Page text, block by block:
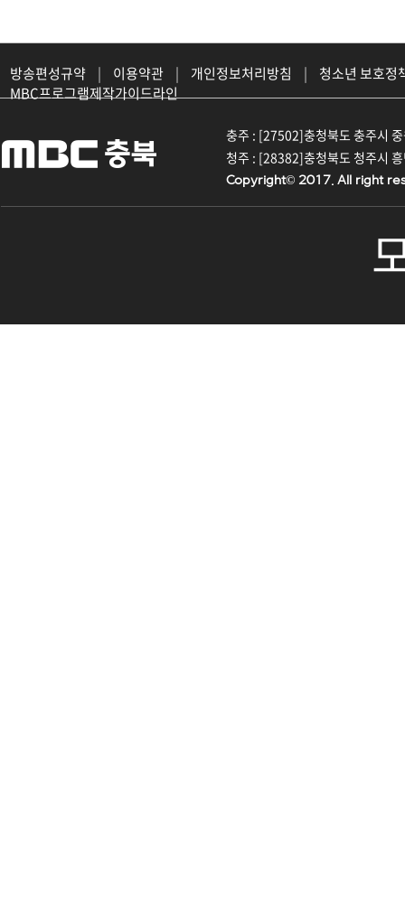
방송편성규약 | 이용약관 | 개인정보처리방침 |
청소년 보호정
MBC프로그램제작가이드라인
충주 : [27502]충청북도 충주시
청주 : [28382]충청북도 청주시
Copyright© 2017. All right